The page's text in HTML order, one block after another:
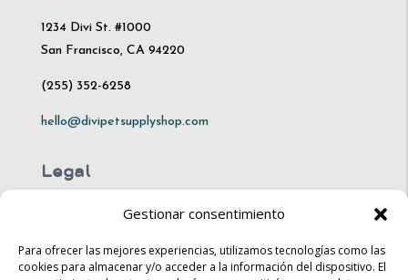
Gestionar consentimiento
Para ofrecer las mejores experiencias, utilizamos tecnologías como las
cookies para almacenar y/o acceder a la información del dispositivo. El
1234 Divi St. #1000
San Francisco, CA 94220
(255) 352-6258
hello@divipetsupplyshop.com
Legal
Mon – Fri: 10am – 8pm
Sat: 10am – 4pm​​